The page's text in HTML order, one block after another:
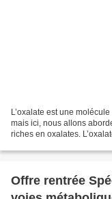
L’oxalate est une
mais ici, nous allons
riches en oxalates.
Offre rentrée